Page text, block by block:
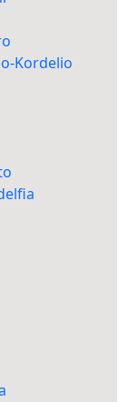
Kordelio